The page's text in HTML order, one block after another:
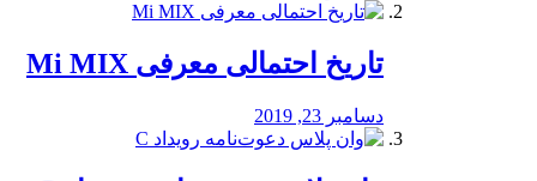
تاریخ احتمالی معرفی Mi MIX
دسامبر 23, 2019